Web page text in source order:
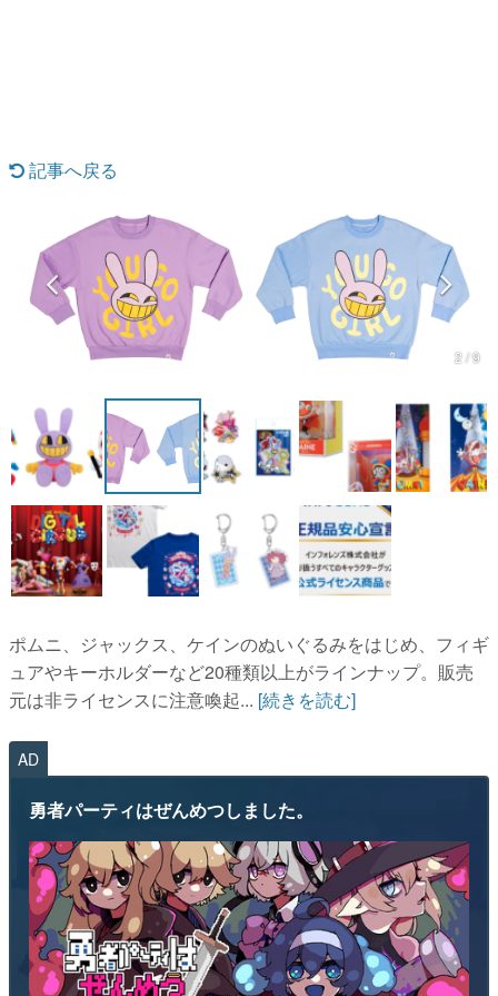
なんでゲームは面白い？
ゲーム開発者・hamatsu氏がゲームの魅力を画面や操作の
具体的な形から解き明かしていく、硬派で骨太な評論連載
です。
ゲームが変えた日本語
「経験値」「裏技」「ラスボス」… ゲームにまつわる言葉
の起源や用法の変遷を、コンピューター文化史研究家・タ
カテゴリ
特集記事
マンガ
女性向け
アプリレビュー
その他
電ファミニコゲーマーとは？
運営：株式会社マレ
記事へ戻る
2 / 9
ポムニ、ジャックス、ケインのぬいぐるみをはじめ、フィギ
ュアやキーホルダーなど20種類以上がラインナップ。販売
元は非ライセンスに注意喚起... [続きを読む]
AD
勇者パーティはぜんめつしました。